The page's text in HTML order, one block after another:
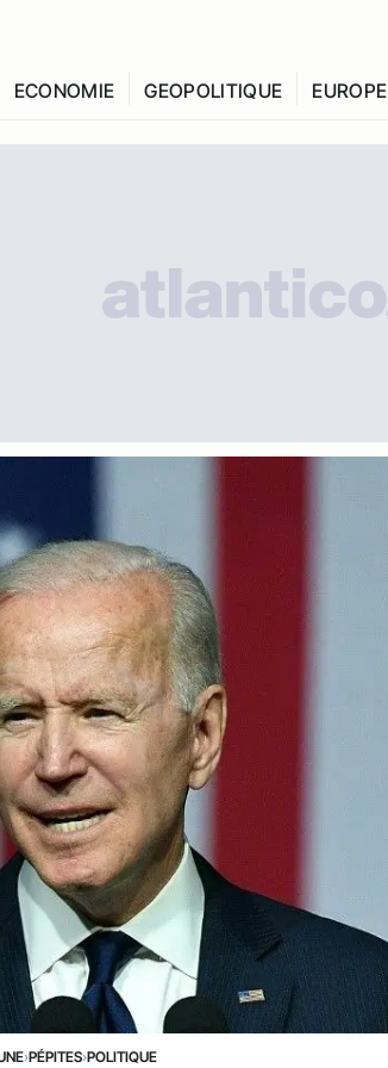
ECONOMIE GEOPOLITIQUE EUROPE
›PÉPITES›POLITIQUE